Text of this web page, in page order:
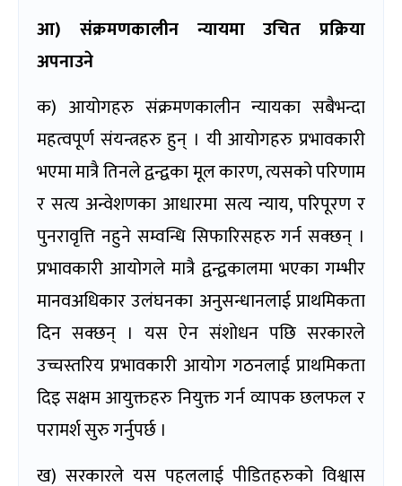
आ) संक्रमणकालीन न्यायमा उचित प्रक्रिया
अपनाउने
क) आयोगहरु संक्रमणकालीन न्यायका सबैभन्दा
महत्वपूर्ण संयन्त्रहरु हुन् । यी आयोगहरु प्रभावकारी
भएमा मात्रै तिनले द्वन्द्वका मूल कारण, त्यसको परिणाम
र सत्य अन्वेशणका आधारमा सत्य न्याय, परिपूरण र
पुनरावृत्ति नहुने सम्वन्धि सिफारिसहरु गर्न सक्छन् ।
प्रभावकारी आयोगले मात्रै द्वन्द्वकालमा भएका गम्भीर
मानवअधिकार उलंघनका अनुसन्धानलाई प्राथमिकता
दिन सक्छन् । यस ऐन संशोधन पछि सरकारले
उच्चस्तरिय प्रभावकारी आयोग गठनलाई प्राथमिकता
दिइ सक्षम आयुक्तहरु नियुक्त गर्न व्यापक छलफल र
परामर्श सुरु गर्नुपर्छ ।
ख) सरकारले यस पहललाई पीडितहरुको विश्वास